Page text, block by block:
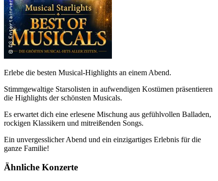
Erlebe die besten Musical-Highlights an einem Abend.
Stimmgewaltige Starsolisten in aufwendigen Kostümen präsentieren
die Highlights der schönsten Musicals.
Es erwartet dich eine erlesene Mischung aus gefühlvollen Balladen,
rockigen Klassikern und mitreißenden Songs.
Ein unvergesslicher Abend und ein einzigartiges Erlebnis für die
ganze Familie!
Ähnliche Konzerte